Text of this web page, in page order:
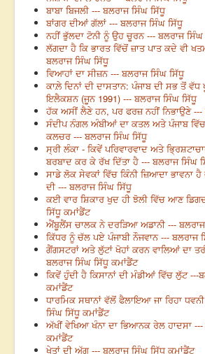
ਬਾਬਾ ਬਿਜਲੀ --- ਬਲਰਾਜ ਸਿੰਘ ਸਿੱਧੂ
ਬਾਂਗਰ ਦੀਆਂ ਗੱਲਾਂ --- ਬਲਰਾਜ ਸਿੰਘ ਸਿੱਧੂ
ਨਹੀਂ ਭੁੱਲਦਾ ਟੋਨੀ ਨੂੰ ਉਹ ਚੂਰਨ --- ਬਲਰਾਜ ਸਿੰਘ
ਲੱਗਦਾ ਹੈ ਕਿ ਭਾਰਤ ਵਿੱਚੋਂ ਜ਼ਾਤ ਪਾਤ ਕਦੇ ਵੀ
ਬਲਰਾਜ ਸਿੰਘ ਸਿੱਧੂ
ਵਿਆਹਾਂ ਦਾ ਸੀਜ਼ਨ --- ਬਲਰਾਜ ਸਿੰਘ ਸਿੱਧੂ
ਕਾਲ਼ੇ ਦਿਨਾਂ ਦੀ ਦਾਸਤਾਨ: ਪੰਜਾਬ ਦੀ ਸਭ ਤੋਂ ਵੱਧ
ਇਲੈਕਸ਼ਨ (ਜੂਨ 1991) --- ਬਲਰਾਜ ਸਿੰਘ ਸਿੱਧੂ
ਹੱਕ ਅਸੀਂ ਲੈਣੇ ਹਨ, ਪਰ ਫਰਜ਼ ਨਹੀਂ ਨਿਭਾਉਣੇ ---
ਸੰਦੀਪ ਨੰਗਲ ਅੰਬੀਆਂ ਦਾ ਕਤਲ ਅਤੇ ਪੰਜਾਬ
ਕਲਚਰ --- ਬਲਰਾਜ ਸਿੰਘ ਸਿੱਧੂ
ਸ੍ਰੀ ਲੰਕਾ - ਕਿਵੇਂ ਪਰਿਵਾਰਵਾਦ ਅਤੇ
ਬਰਬਾਦ ਕਰ ਕੇ ਰੱਖ ਦਿੱਤਾ ਹੈ --- ਬਲਰਾਜ ਸਿੰਘ
ਸਾਡੇ ਲੋਕ ਸੇਵਕਾਂ ਵਿੱਚ ਕਿੰਨੀ ਜ਼ਿਆਦਾ ਭਾਵਨਾ
ਦੀ --- ਬਲਰਾਜ ਸਿੰਘ ਸਿੱਧੂ
ਕਈ ਵਾਰ ਸ਼ਿਕਾਰ ਖੁਦ ਹੀ ਝੋਲੀ ਵਿੱਚ ਆਣ
ਸਿੱਧੂ ਕਮਾਂਡੈਂਟ
ਐਂਬੂਲੈਂਸ ਚਾਲਕ ਨੇ ਦਰੜਿਆ ਅਡਾਨੀ ---
ਕਿੱਧਰ ਨੂੰ ਚੱਲ ਪਏ ਪੰਜਾਬੀ ਨੌਜਵਾਨ --- ਬਲਰਾਜ
ਗੈਂਗਸਟਰਾਂ ਅਤੇ ਲੁੱਟਾਂ ਖੋਹਾਂ ਕਰਨ ਵਾਲਿਆਂ ਦਾ
ਬਲਰਾਜ ਸਿੰਘ ਸਿੱਧੂ ਕਮਾਂਡੈਂਟ
ਕਿਵੇਂ ਹੁੰਦੀ ਹੈ ਕਿਸਾਨਾਂ ਦੀ ਮੰਡੀਆਂ ਵਿੱਚ ਲੁੱਟ ---
ਕਮਾਂਡੈਂਟ
ਧਾਰਮਿਕ ਸਥਾਨਾਂ ਵੱਲੋਂ ਫੈਲਾਇਆ ਜਾ ਰਿਹਾ
ਸਿੰਘ ਸਿੱਧੂ ਕਮਾਂਡੈਂਟ
ਅੱਖੀਂ ਵੇਖਿਆ ਖੰਨਾ ਦਾ ਭਿਆਨਕ ਰੇਲ ਹਾਦਸਾ
ਕਮਾਂਡੈਂਟ
ਖੇਤਾਂ ਦੀ ਅੱਗ --- ਬਲਰਾਜ ਸਿੰਘ ਸਿੱਧੂ ਕਮਾਂਡੈਂਟ